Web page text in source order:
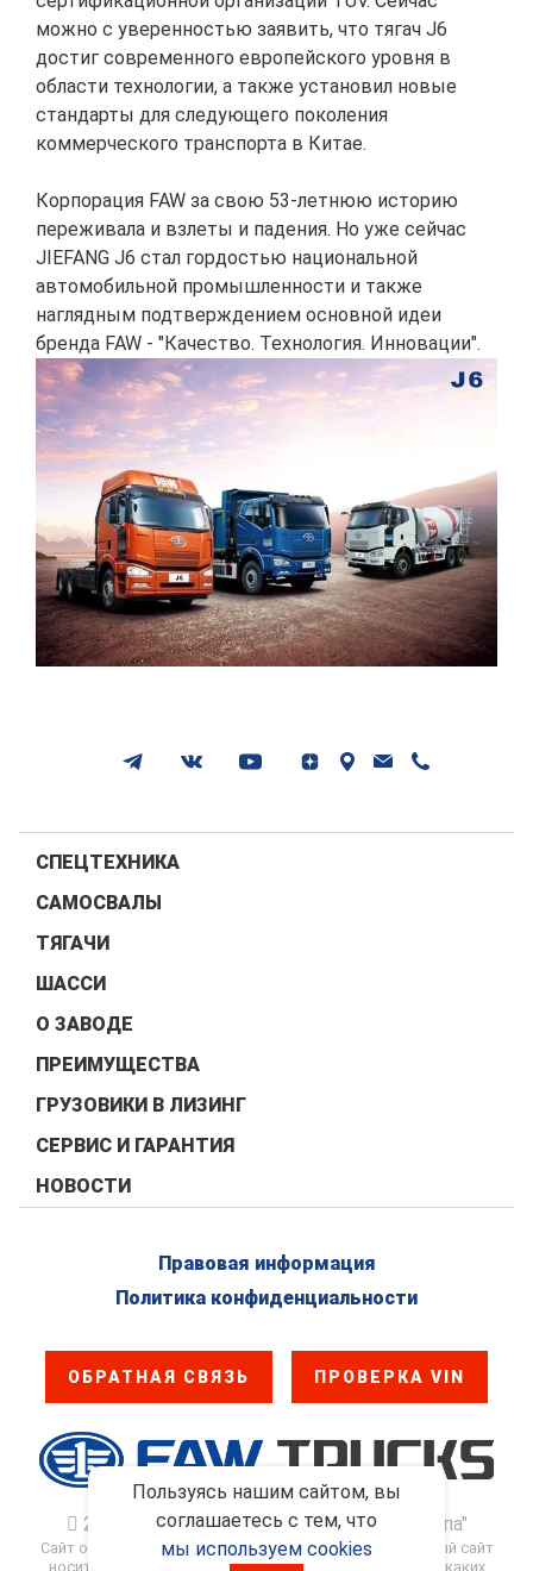
можно с уверенностью заявить, что тягач J6
достиг современного европейского уровня в
области технологии, а также установил новые
стандарты для следующего поколения
коммерческого транспорта в Китае.
Корпорация FAW за свою 53-летнюю историю
переживала и взлеты и падения. Но уже сейчас
JIEFANG J6 стал гордостью национальной
автомобильной промышленности и также
наглядным подтверждением основной идеи
бренда FAW - "Качество. Технология. Инновации".
СПЕЦТЕХНИКА
САМОСВАЛЫ
ТЯГАЧИ
ШАССИ
О ЗАВОДЕ
ПРЕИМУЩЕСТВА
ГРУЗОВИКИ В ЛИЗИНГ
СЕРВИС И ГАРАНТИЯ
НОВОСТИ
Правовая информация
Политика конфиденциальности
ОБРАТНАЯ СВЯЗЬ ПРОВЕРКА VIN
2017 - 2026. ООО "ФАВ - Восточная Европа"
Сайт официального дилера FAW Trucks в России. Данный сайт
носит информационно-справочный характер и ни при каких
Пользуясь нашим сайтом, вы
соглашаетесь с тем, что
мы используем cookies